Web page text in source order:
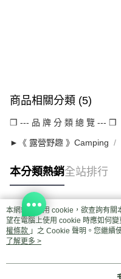
商品相關分類 (5)
❒ --- 品 牌 分 類 總 覽 --- ❒
►《 露營野趣 》Camping
本分類熱銷全站排行
熱門標籤
本網站中使用 cookie，欲查詢有
望在電腦上使用 cookie 時應如何
權條款 」之 Cookie 聲明。您繼續
用條款之 Cookie 聲明使用 cookie。
了解更多 >